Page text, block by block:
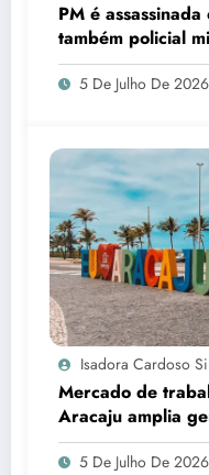
PM é
também policial
crime
5 De Julho De 2026
Isadora Cardoso
Mercado de
Aracaju amplia
formais
5 De Julho De 2026